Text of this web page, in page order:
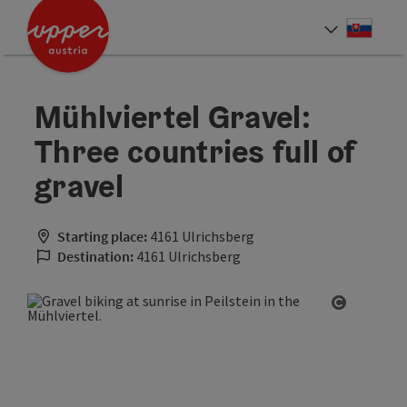
Accesskey
Accesskey
Mühlviertel Gravel:
Three countries full of
gravel
Starting place: 4161 Ulrichsberg
Destination: 4161 Ulrichsberg